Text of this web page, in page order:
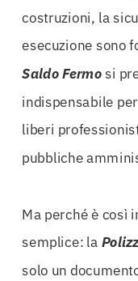
costruzioni, la
esecuzione sono
Saldo Fermosi
indispensabile
liberi
pubbliche
Ma perché è così
semplice: la
solo un